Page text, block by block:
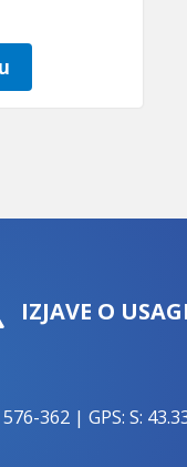
IZJAVE O
362 | GPS: S: